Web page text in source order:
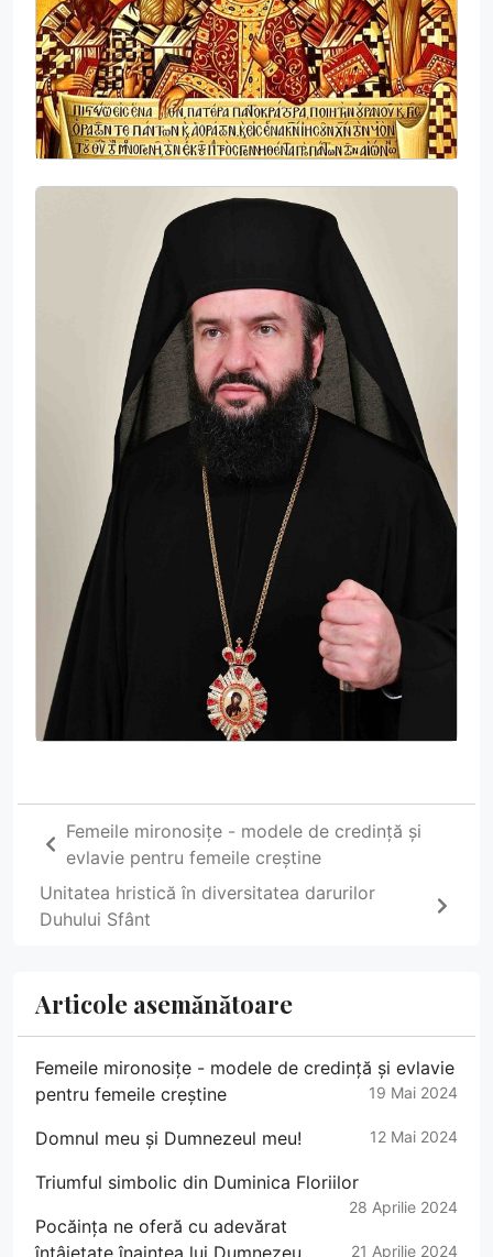
Femeile mironosițe - modele de credință și
evlavie pentru femeile creștine
Unitatea hristică în diversitatea darurilor
Duhului Sfânt
Articole asemănătoare
Femeile mironosițe - modele de credință și evlavie
pentru femeile creștine
19 Mai 2024
Domnul meu și Dumnezeul meu! 12 Mai 2024
Triumful simbolic din Duminica Floriilor
28 Aprilie 2024
Pocăința ne oferă cu adevărat
21 Aprilie 2024